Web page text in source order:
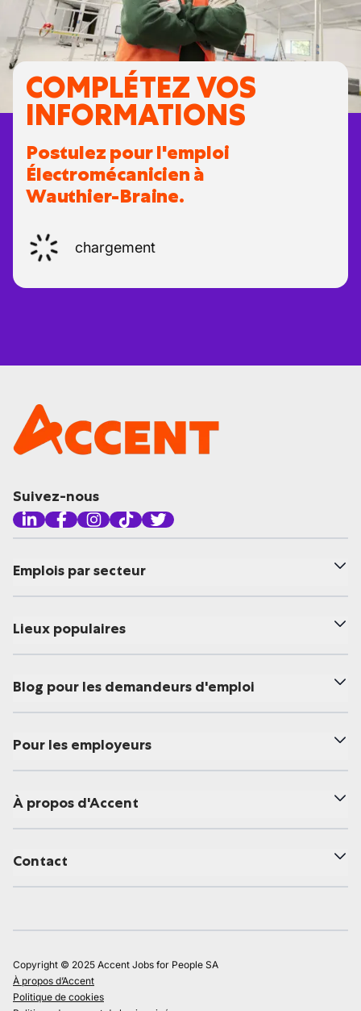
COMPLÉTEZ VOS
INFORMATIONS
Postulez pour l'emploi
Électromécanicien à
Wauthier-Braine.
chargement
Suivez-nous
Emplois par secteur
Lieux populaires
Blog pour les demandeurs d'emploi
Pour les employeurs
À propos d'Accent
Contact
Copyright © 2025 Accent Jobs for People SA
À propos d’Accent
Politique de cookies